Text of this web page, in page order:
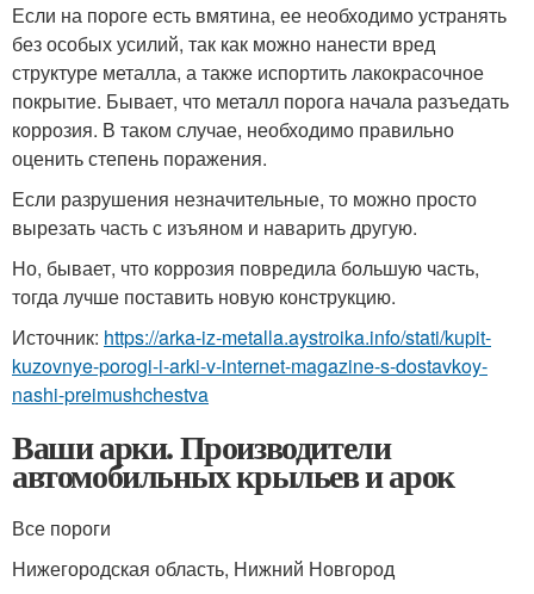
Если на пороге есть вмятина, ее необходимо устранять
без особых усилий, так как можно нанести вред
структуре металла, а также испортить лакокрасочное
покрытие. Бывает, что металл порога начала разъедать
коррозия. В таком случае, необходимо правильно
оценить степень поражения.
Если разрушения незначительные, то можно просто
вырезать часть с изъяном и наварить другую.
Но, бывает, что коррозия повредила большую часть,
тогда лучше поставить новую конструкцию.
Источник: https://arka-iz-metalla.aystroika.info/stati/kupit-
kuzovnye-porogi-i-arki-v-internet-magazine-s-dostavkoy-
nashi-preimushchestva
Ваши арки. Производители
автомобильных крыльев и арок
Все пороги
Нижегородская область, Нижний Новгород